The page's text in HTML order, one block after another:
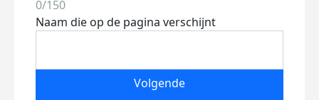
0/150
Naam die op de pagina verschijnt
Volgende